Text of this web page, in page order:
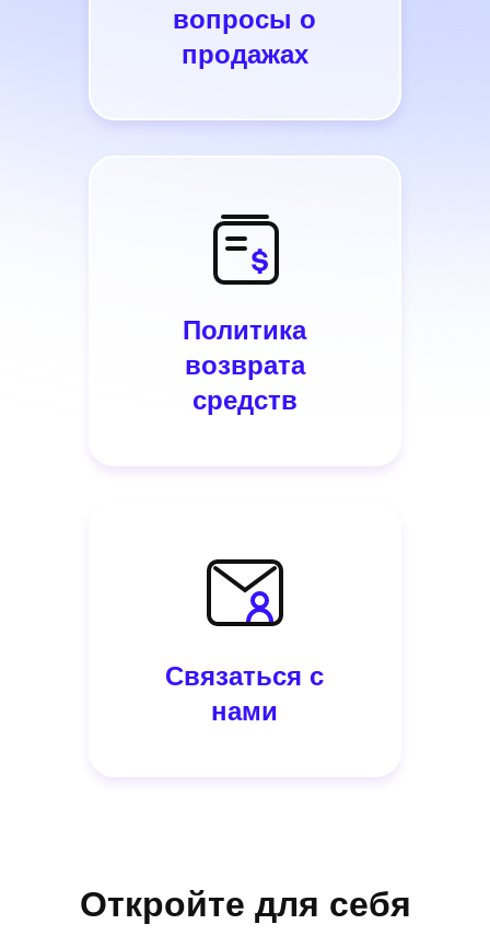
вопросы о
продажах
Политика
возврата
средств
Связаться с
нами
Откройте для себя